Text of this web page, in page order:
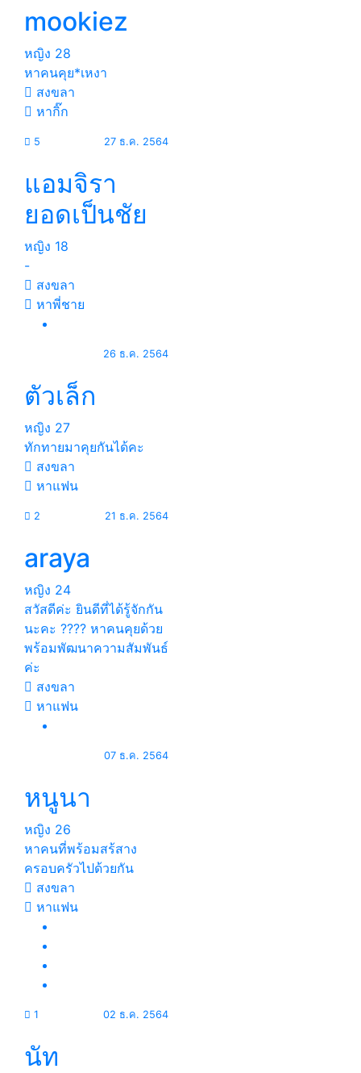
mookiez
หญิง 28
หาคนคุย*เหงา
สงขลา
หากิ๊ก
5 27 ธ.ค. 2564
แอมจิรา
ยอดเป็นชัย
หญิง 18
-
สงขลา
หาพี่ชาย
26 ธ.ค. 2564
ตัวเล็ก
หญิง 27
ทักทายมาคุยกันได้คะ
สงขลา
หาแฟน
2 21 ธ.ค. 2564
araya
หญิง 24
สวัสดีค่ะ ยินดีที่ได้รู้จักกัน
นะคะ ???? หาคนคุยด้วย
พร้อมพัฒนาความสัมพันธ์
ค่ะ
สงขลา
หาแฟน
07 ธ.ค. 2564
หนูนา
หญิง 26
หาคนที่พร้อมสร้สาง
ครอบครัวไปด้วยกัน
สงขลา
หาแฟน
1 02 ธ.ค. 2564
นัท